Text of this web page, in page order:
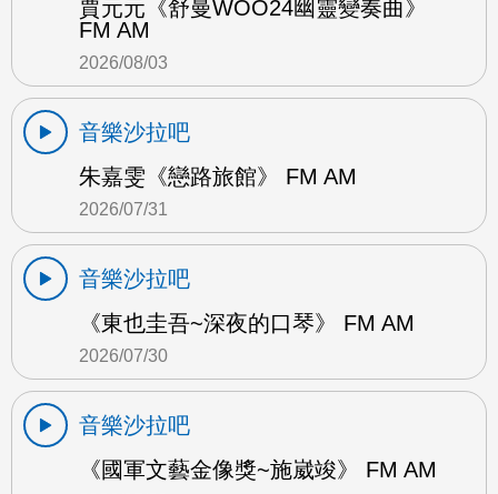
賈元元《舒曼WOO24幽靈變奏曲》
FM AM
2026/08/03
音樂沙拉吧
朱嘉雯《戀路旅館》 FM AM
2026/07/31
音樂沙拉吧
《東也圭吾~深夜的口琴》 FM AM
2026/07/30
音樂沙拉吧
《國軍文藝金像獎~施崴竣》 FM AM